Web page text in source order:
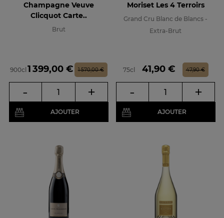
Champagne Veuve
Clicquot Carte..
Brut
900cl Prix
1 399,00 €Prix de base
1 570,00 €
- +
AJOUTER
Moriset Les 4 Terroirs
Grand Cru Blanc de Blancs -
Extra-Brut
75cl Prix
41,90 €Prix de base
47,90 €
- +
AJOUTER